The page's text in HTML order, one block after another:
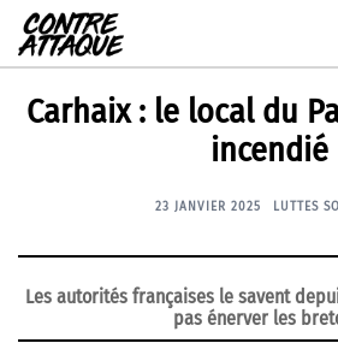
Aller
au
contenu
Carhaix : le local du
incendié
23 JANVIER 2025 LUTTES
Les autorités françaises le savent
pas énerver les